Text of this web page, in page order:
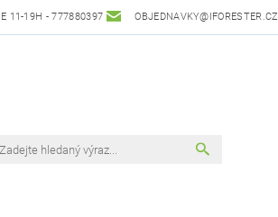
11-19H - 777880397 OBJEDNAVKY@IFORESTER.CZ